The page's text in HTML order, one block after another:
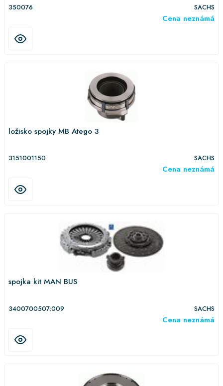
350076 SACHS
Cena neznámá
ložisko spojky MB Atego 3
3151001150 SACHS
Cena neznámá
spojka kit MAN BUS
3400700507:009 SACHS
Cena neznámá